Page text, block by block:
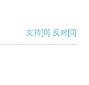
支持[0] 反对[0]